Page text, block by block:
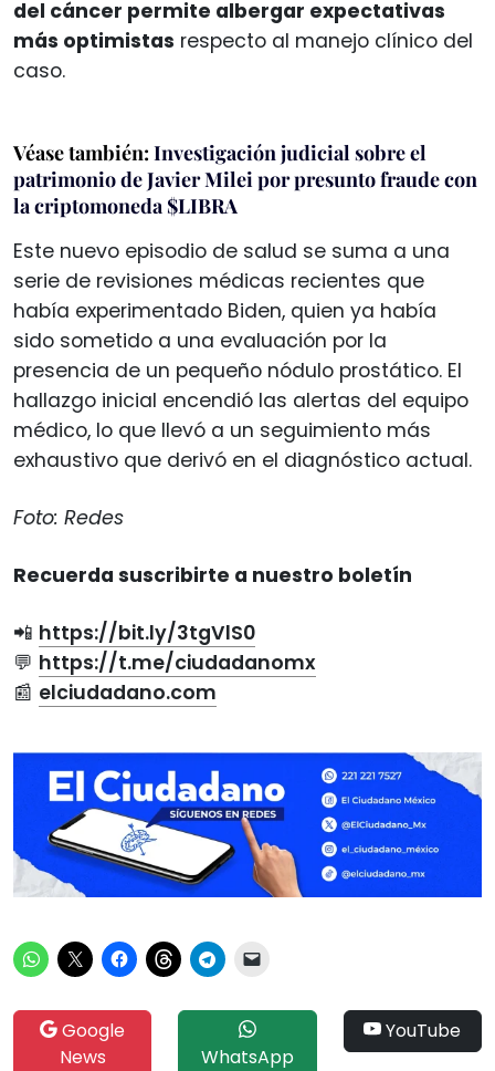
del cáncer permite albergar expectativas
más optimistas respecto al manejo clínico del
caso.
Véase también: Investigación judicial sobre el
patrimonio de Javier Milei por presunto fraude con
la criptomoneda $LIBRA
Este nuevo episodio de salud se suma a una
serie de revisiones médicas recientes que
había experimentado Biden, quien ya había
sido sometido a una evaluación por la
presencia de un pequeño nódulo prostático. El
hallazgo inicial encendió las alertas del equipo
médico, lo que llevó a un seguimiento más
exhaustivo que derivó en el diagnóstico actual.
Foto: Redes
Recuerda suscribirte a nuestro boletín
📲 https://bit.ly/3tgVlS0
💬 https://t.me/ciudadanomx
📰 elciudadano.com
Google
News
WhatsApp
YouTube